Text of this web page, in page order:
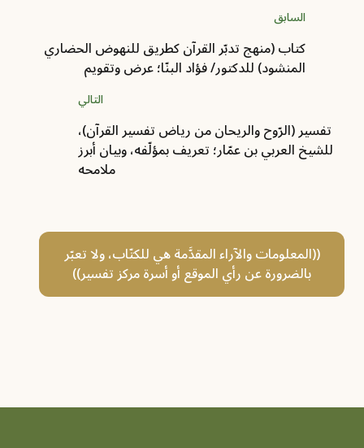
السابق
كتاب (منهج تدبّر القرآن كطريق للنهوض الحضاري
المنشود)‏ للدكتور/ فؤاد البنّا؛ عرض وتقويم
التالي
تفسير (الرّوح والريحان من رياض تفسير القرآن)،
للشيخ العربي بن عمّار‏؛ تعريف بمؤلّفه، وبيان أبرز
ملامحه
((المعلومات والآراء المقدَّمة هي للكتّاب، ولا تعبّر
بالضرورة عن رأي الموقع أو أسرة مركز تفسير))